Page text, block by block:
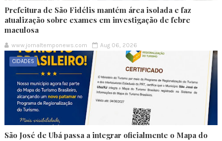
Prefeitura de São Fidélis mantém área isolada e faz
atualização sobre exames em investigação de febre
maculosa
www.jornaltemponews.com Aug 06, 2026
CIDADES
São José de Ubá passa a integrar oficialmente o Mapa do